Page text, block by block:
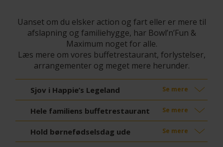
Uanset om du elsker action og fart eller er mere til
afslapning og familiehygge, har Bowl’n’Fun &
Maximum noget for alle.
Læs mere om vores buffetrestaurant, forlystelser,
arrangementer og meget mere herunder.
Se mere
Sjov i Happie’s Legeland
Se mere
Hele familiens buffetrestaurant
Se mere
Hold børnefødselsdag ude